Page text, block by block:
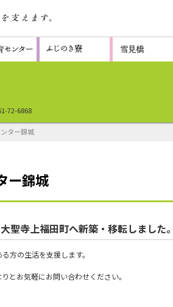
72-6868
ター錦城
ー錦城
聖寺上福田町へ新築・移転しました
方の生活を支援します。
とお気軽にお問い合わせください。